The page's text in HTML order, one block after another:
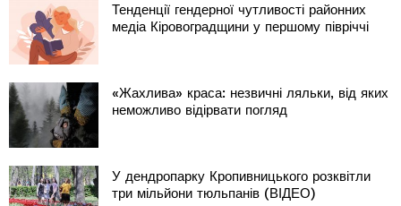
Тенденції гендерної чутливості районних
медіа Кіровоградщини у першому півріччі
«Жахлива» краса: незвичні ляльки, від яких
неможливо відірвати погляд
У дендропарку Кропивницького розквітли
три мільйони тюльпанів (ВІДЕО)